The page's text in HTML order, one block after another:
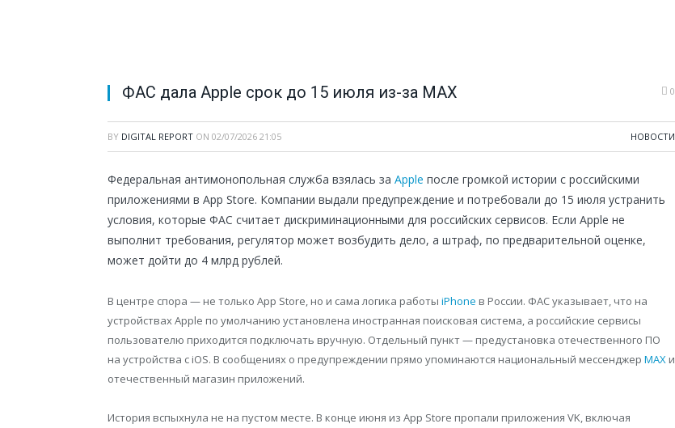
ФАС дала Apple срок до 15 июля из-за MAX 0
BY DIGITAL REPORT ON 02/07/2026 21:05 НОВОСТИ
Федеральная антимонопольная служба взялась за Apple после громкой истории с российскими
приложениями в App Store. Компании выдали предупреждение и потребовали до 15 июля устранить
условия, которые ФАС считает дискриминационными для российских сервисов. Если Apple не
выполнит требования, регулятор может возбудить дело, а штраф, по предварительной оценке,
может дойти до 4 млрд рублей.
В центре спора — не только App Store, но и сама логика работы iPhone в России. ФАС указывает, что на
устройствах Apple по умолчанию установлена иностранная поисковая система, а российские сервисы
пользователю приходится подключать вручную. Отдельный пункт — предустановка отечественного ПО
на устройства с iOS. В сообщениях о предупреждении прямо упоминаются национальный мессенджер MAX и
отечественный магазин приложений.
История вспыхнула не на пустом месте. В конце июня из App Store пропали приложения VK, включая